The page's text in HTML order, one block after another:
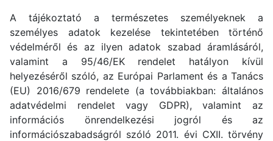
A tájékoztató a természetes személyeknek a
személyes adatok kezelése tekintetében történő
védelméről és az ilyen adatok szabad áramlásáról,
valamint a 95/46/EK rendelet hatályon kívül
helyezéséről szóló, az Európai Parlament és a Tanács
(EU) 2016/679 rendelete (a továbbiakban: általános
adatvédelmi rendelet vagy GDPR), valamint az
információs önrendelkezési jogról és az
információszabadságról szóló 2011. évi CXII. törvény